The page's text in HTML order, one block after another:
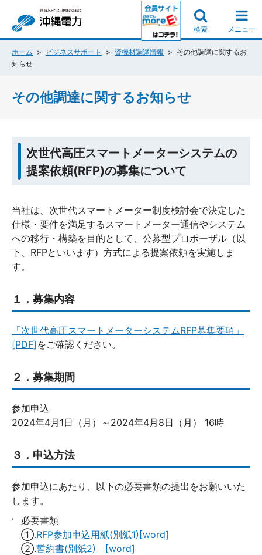
検索 メニュー
ホーム ビジネスサポート 資機材調達情報
その他調達に関するお
知らせ
その他調達に関するお知らせ
次世代高圧スマートメーターシステムの
提案依頼(RFP)の募集について
当社は、次世代スマートメーター制度検討会で決定した
仕様・要件を満足するスマートメーター通信やシステム
への移行・構築を目的として、公募型プロポーザル（以
下、RFPといいます）方式による提案依頼を実施しま
す。
１．募集内容
「次世代高圧スマートメーターシステムRFP募集要項」
[PDF] をご確認ください。
２．募集期間
参加申込
2024年4月1日（月）～2024年4月8日（月） 16時
３．申込方法
参加申込にあたり、以下の必要書類の提出をお願いいた
します。
必要書類
①.RFP参加申込用紙(別紙1)[word]
②.誓約書(別紙2) [word]